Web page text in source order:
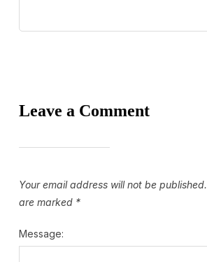
Leave a Comment
Your email address will not be published.
are marked *
Message: